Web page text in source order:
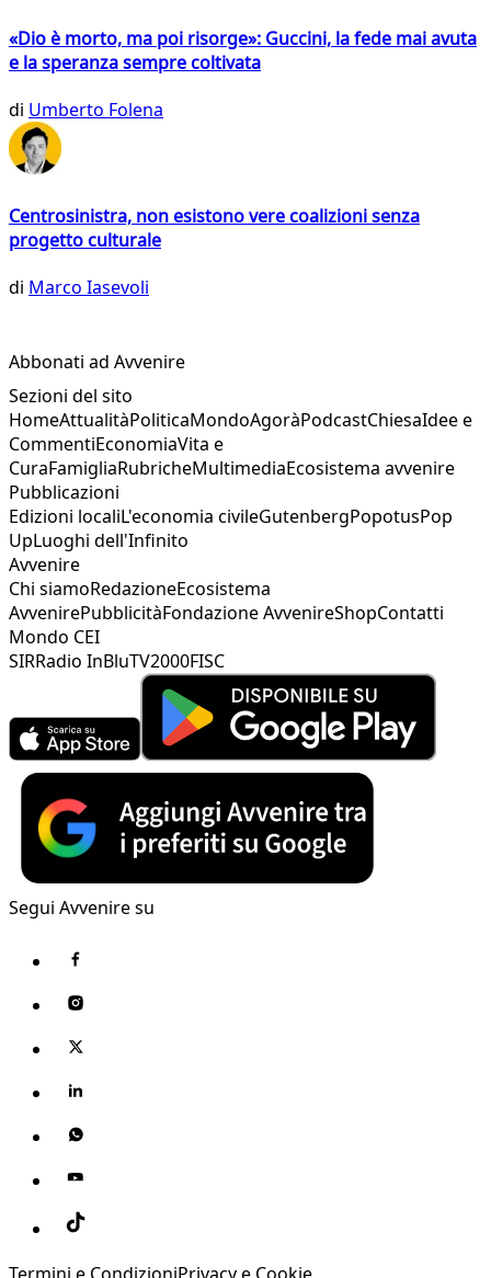
«Dio è morto, ma poi risorge»: Guccini, la fede mai avuta
e la speranza sempre coltivata
di Umberto Folena
Centrosinistra, non esistono vere coalizioni senza
progetto culturale
di Marco Iasevoli
Abbonati ad Avvenire
Sezioni del sito
HomeAttualitàPoliticaMondoAgoràPodcastChiesaIdee e
CommentiEconomiaVita e
CuraFamigliaRubricheMultimediaEcosistema avvenire
Pubblicazioni
Edizioni localiL'economia civileGutenbergPopotusPop
UpLuoghi dell'Infinito
Avvenire
Chi siamoRedazioneEcosistema
AvvenirePubblicitàFondazione AvvenireShopContatti
Mondo CEI
SIRRadio InBluTV2000FISC
Segui Avvenire su